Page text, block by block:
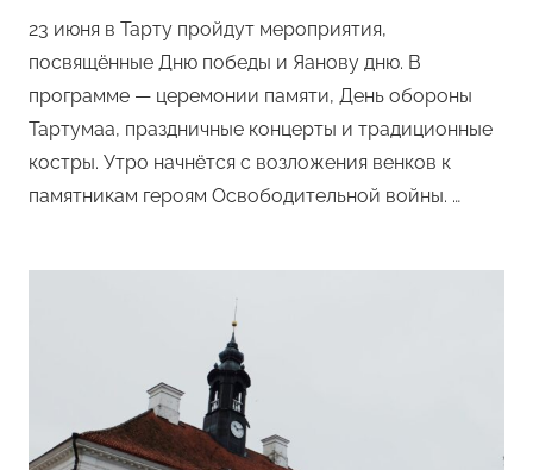
23 июня в Тарту пройдут мероприятия,
посвящённые Дню победы и Яанову дню. В
программе — церемонии памяти, День обороны
Тартумаа, праздничные концерты и традиционные
костры. Утро начнётся с возложения венков к
памятникам героям Освободительной войны. …